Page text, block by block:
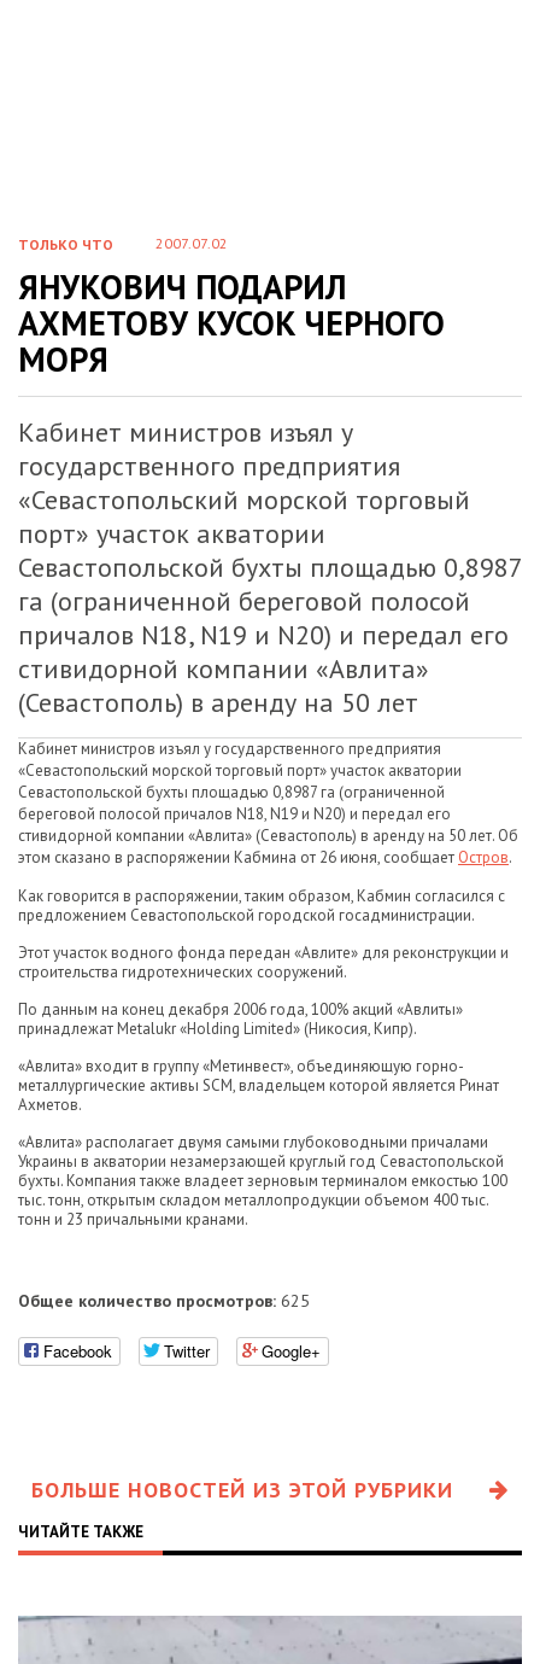
ТОЛЬКО ЧТО 2007.07.02
ЯНУКОВИЧ ПОДАРИЛ
АХМЕТОВУ КУСОК ЧЕРНОГО
МОРЯ
Кабинет министров изъял у
государственного предприятия
«Севастопольский морской торговый
порт» участок акватории
Севастопольской бухты площадью 0,8987
га (ограниченной береговой полосой
причалов N18, N19 и N20) и передал его
стивидорной компании «Авлита»
(Севастополь) в аренду на 50 лет
Кабинет министров изъял у государственного предприятия
«Севастопольский морской торговый порт» участок акватории
Севастопольской бухты площадью 0,8987 га (ограниченной
береговой полосой причалов N18, N19 и N20) и передал его
стивидорной компании «Авлита» (Севастополь) в аренду на 50 лет. Об
этом сказано в распоряжении Кабмина от 26 июня, сообщает Остров.
Как говорится в распоряжении, таким образом, Кабмин согласился с
предложением Севастопольской городской госадминистрации.
Этот участок водного фонда передан «Авлите» для реконструкции и
строительства гидротехнических сооружений.
По данным на конец декабря 2006 года, 100% акций «Авлиты»
принадлежат Metalukr «Holding Limited» (Никосия, Кипр).
«Авлита» входит в группу «Метинвест», объединяющую горно-
металлургические активы SCM, владельцем которой является Ринат
Ахметов.
«Авлита» располагает двумя самыми глубоководными причалами
Украины в акватории незамерзающей круглый год Севастопольской
бухты. Компания также владеет зерновым терминалом емкостью 100
тыс. тонн, открытым складом металлопродукции объемом 400 тыс.
тонн и 23 причальными кранами.
Общее количество просмотров: 625
Facebook Twitter Google+
БОЛЬШЕ НОВОСТЕЙ ИЗ ЭТОЙ РУБРИКИ
ЧИТАЙТЕ ТАКЖЕ